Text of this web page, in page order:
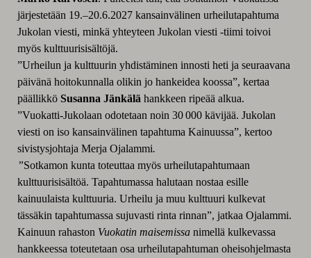
järjestetään 19.–20.6.2027 kansainvälinen urheilutapahtuma
Jukolan viesti, minkä yhteyteen Jukolan viesti -tiimi toivoi
myös kulttuurisisältöjä.
”Urheilun ja kulttuurin yhdistäminen innosti heti ja seuraavana
päivänä hoitokunnalla olikin jo hankeidea koossa”, kertaa
päällikkö Susanna Jänkälä hankkeen ripeää alkua.
”Vuokatti-Jukolaan odotetaan noin 30 000 kävijää. Jukolan
viesti on iso kansainvälinen tapahtuma Kainuussa”, kertoo
sivistysjohtaja Merja Ojalammi.
”Sotkamon kunta toteuttaa myös urheilutapahtumaan
kulttuurisisältöä. Tapahtumassa halutaan nostaa esille
kainuulaista kulttuuria. Urheilu ja muu kulttuuri kulkevat
tässäkin tapahtumassa sujuvasti rinta rinnan”, jatkaa Ojalammi.
Kainuun rahaston Vuokatin maisemissanimellä kulkevassa
hankkeessa toteutetaan osa urheilutapahtuman oheisohjelmasta